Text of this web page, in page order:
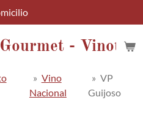
-
» Vino
Nacional
» VP
Guijoso